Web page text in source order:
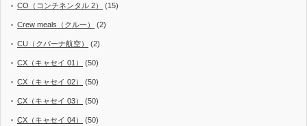
CO（コンチネンタル 2） (15)
Crew meals（クルー） (2)
CU（クバーナ航空） (2)
CX（キャセイ 01） (50)
CX（キャセイ 02） (50)
CX（キャセイ 03） (50)
CX（キャセイ 04） (50)